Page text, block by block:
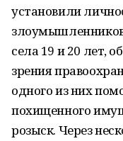
установили
села 19 и 20 лет,
зрения
одного из них
похищенного
розыск. Через